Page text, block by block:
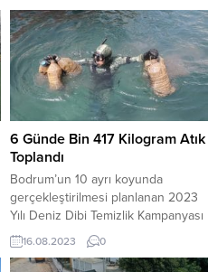
6 Günde Bin 417 Kilogram Atık
Toplandı
Bodrum’un 10 ayrı koyunda
gerçekleştirilmesi planlanan 2023
Yılı Deniz Dibi Temizlik Kampanyası
Turgutreis’te devam etti. Her hafta
bir koyda deniz dibi temizliği yapan
16.08.2023 0